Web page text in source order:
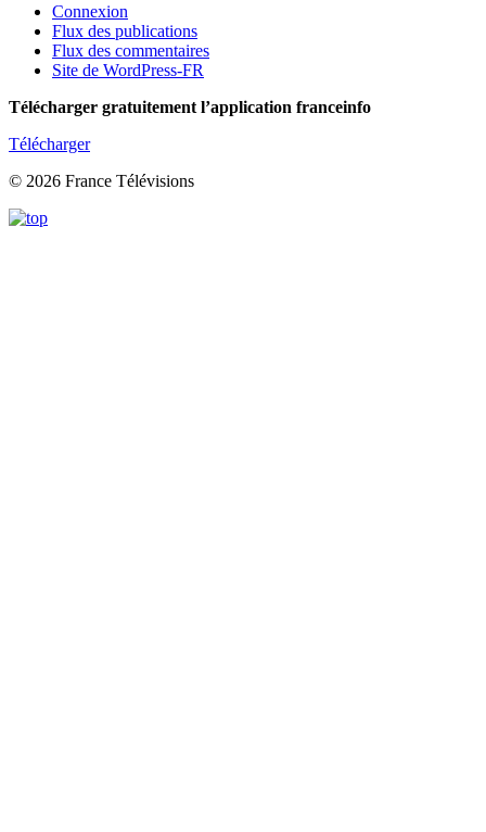
Connexion
Flux des publications
Flux des commentaires
Site de WordPress-FR
Télécharger gratuitement l’application franceinfo
Télécharger
© 2026 France Télévisions